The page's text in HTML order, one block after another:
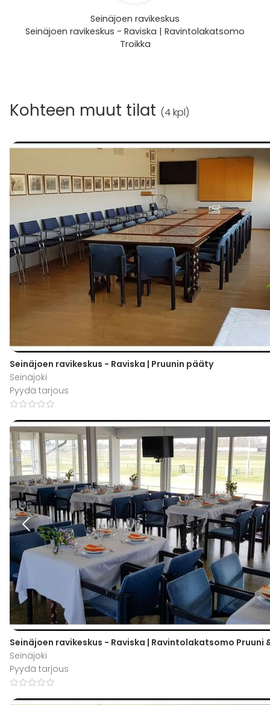
Seinäjoen ravikeskus
Seinäjoen ravikeskus - Raviska | Ravintolakatsomo
Troikka
Kohteen muut tilat (4 kpl)
Seinäjoen ravikeskus - Raviska | Pruunin pääty
Seinäjoki
Pyydä tarjous
Seinäjoen ravikeskus - Raviska | Ravintolakatsomo Pruuni
Seinäjoki
Pyydä tarjous